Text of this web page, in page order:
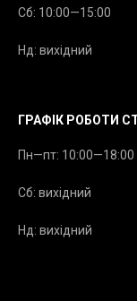
Сб: 10:00—15:00
Нд: вихідний
ГРАФІК РОБОТИ
Пн—пт: 10:00—18:00
Сб: вихідний
Нд: вихідний